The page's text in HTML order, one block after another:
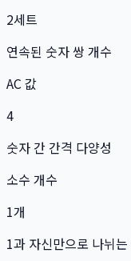
2세트
연속된 숫자 쌍 개수
AC 값
4
숫자 간 간격 다양성
소수 개수
1개
1과 자신만으로 나뉘는